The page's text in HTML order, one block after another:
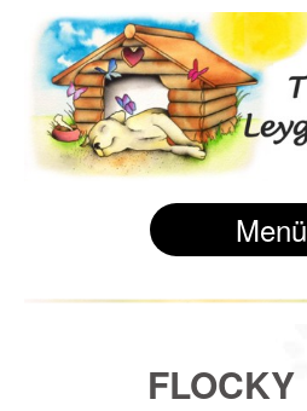
Menü
FLOCKY